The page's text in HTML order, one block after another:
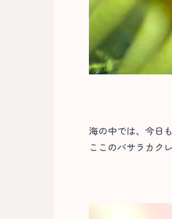
海の中では、今日
ここのバサラカク